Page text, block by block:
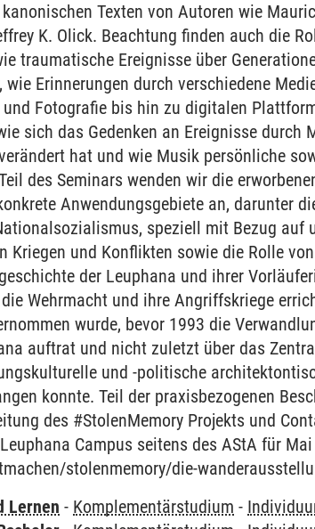
Texten von Autoren wie
K. Olick. Beachtung finden auch die
traumatische Ereignisse über
wie Erinnerungen durch verschiedene
Fotografie bis hin zu digitalen
sich das Gedenken an Ereignisse
hat und wie Musik persönliche
des Seminars wenden wir die
Anwendungsgebiete an, darunter
speziell mit Bezug auf
Kriegen und Konflikten sowie die Rolle
der Leuphana und ihrer
Wehrmacht und ihre Angriffskriege
wurde, bevor 1993 die
auftrat und nicht zuletzt über das
und -politische
konnte. Teil der praxisbezogenen
des #StolenMemory Projekts und
Campus seitens des AStA für
stolenmemory/die-
Lernen - Komplementärstudium -